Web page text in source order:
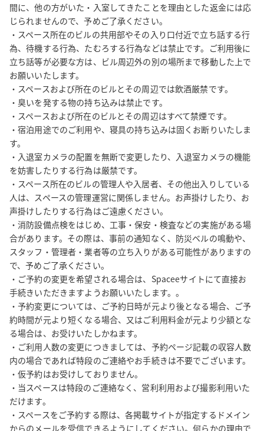
間に、他の方がいた・入室してきたことを理由とした返金には応
じられませんので、予めご了承ください。
・スペース所在のビルの共用部やその入り口付近で立ち話する行
為、待機する行為、たむろする行為などは禁止です。ご利用後に
立ち話等が必要な方は、ビル周辺外の別の場所まで移動した上で
お願いいたします。
・スペースおよび所在のビルとその周辺では飲酒厳禁です。
・臭いを発する物の持ち込みは禁止です。
・スペースおよび所在のビルとその周辺はすべて禁煙です。
・宿泊用途でのご利用や、寝具の持ち込みは固くお断りいたしま
す。
・入退室カメラの配置を無断で変更したり、入退室カメラの機能
を妨害したりする行為は厳禁です。
・スペース所在のビルの管理人や入居者、その他出入りしている
人は、スペースの管理運営に関係しません。お声掛けしたり、お
声掛けしたりする行為はご遠慮ください。
・消防設備点検をはじめ、工事・保安・検査などの実施がある場
合があります。その際は、事前の通知なく、防災ベルの鳴動や、
スタッフ・管理者・業者等の立ち入りがある可能性がありますの
で、予めご了承ください。
・ご予約の変更を希望される場合は、Spaceeサイトにて直接お
手続きいただきますようお願いいたします。。
・予約変更については、ご予約日時が元より後となる場合、ご予
約時間が元より短くなる場合、又はご利用料金が元より少額とな
る場合は、お受けいたしかねます。
・ご利用人数の変更につきましては、予約ページ記載の収容人数
内の場合であれば特段のご連絡やお手続きは不要でございます。
・仮予約はお受けしておりません。
・当スペースは特段のご連絡なく、営利利用および撮影利用いた
だけます。
・スペースをご予約する際は、各掲載サイトが指定するドメイン
からのメールを受信できるようにしてください。何らかの理由で